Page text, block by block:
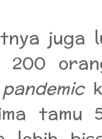
juga
200
pandemic
tamu